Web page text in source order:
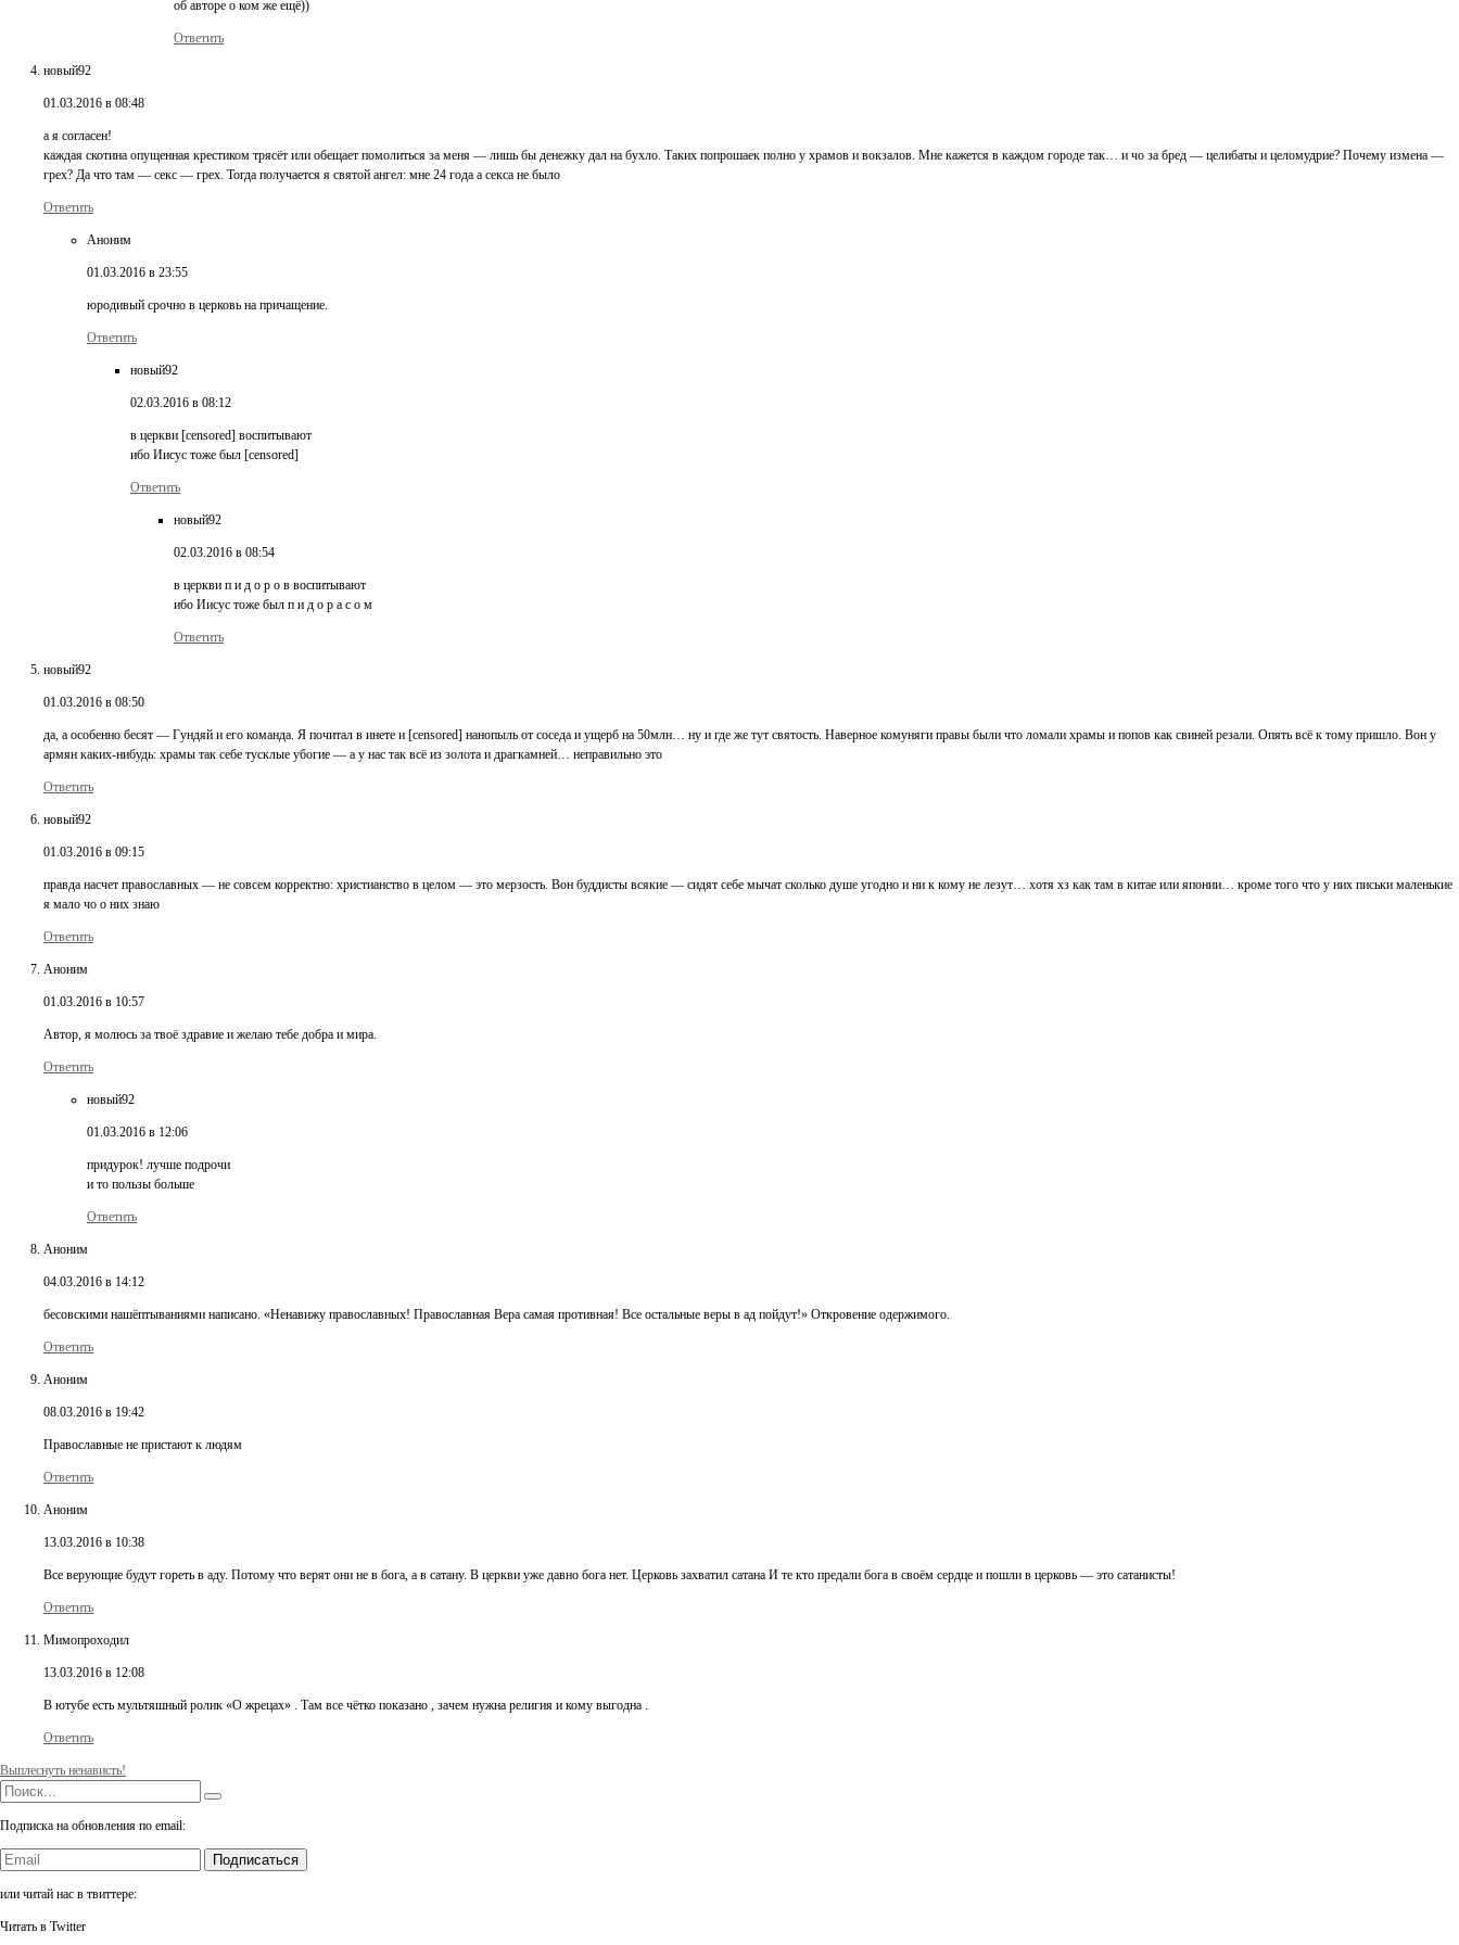
об авторе о ком же ещё))
Ответить
новый92
01.03.2016 в 08:48
а я согласен!
каждая скотина опущенная крестиком трясёт или обещает помолиться за меня — лишь бы денежку дал на бухло. Таких попрошаек полно у храмов и вокзалов. Мне кажется в каждом городе так… и чо за бред — целибаты и целомудрие? Почему измена —
грех? Да что там — секс — грех. Тогда получается я святой ангел: мне 24 года а секса не было
Ответить
Аноним
01.03.2016 в 23:55
юродивый срочно в церковь на причащение.
Ответить
новый92
02.03.2016 в 08:12
в церкви [censored] воспитывают
ибо Иисус тоже был [censored]
Ответить
новый92
02.03.2016 в 08:54
в церкви п и д о р о в воспитывают
ибо Иисус тоже был п и д о р а с о м
Ответить
новый92
01.03.2016 в 08:50
да, а особенно бесят — Гундяй и его команда. Я почитал в инете и [censored] нанопыль от соседа и ущерб на 50млн… ну и где же тут святость. Наверное комуняги правы были что ломали храмы и попов как свиней резали. Опять всё к тому пришло. Вон у
армян каких-нибудь: храмы так себе тусклые убогие — а у нас так всё из золота и драгкамней… неправильно это
Ответить
новый92
01.03.2016 в 09:15
правда насчет православных — не совсем корректно: христианство в целом — это мерзость. Вон буддисты всякие — сидят себе мычат сколько душе угодно и ни к кому не лезут… хотя хз как там в китае или японии… кроме того что у них письки маленькие
я мало чо о них знаю
Ответить
Аноним
01.03.2016 в 10:57
Автор, я молюсь за твоё здравие и желаю тебе добра и мира.
Ответить
новый92
01.03.2016 в 12:06
придурок! лучше подрочи
и то пользы больше
Ответить
Аноним
04.03.2016 в 14:12
бесовскими нашёптываниями написано. «Ненавижу православных! Православная Вера самая противная! Все остальные веры в ад пойдут!» Откровение одержимого.
Ответить
Аноним
08.03.2016 в 19:42
Православные не пристают к людям
Ответить
Аноним
13.03.2016 в 10:38
Все верующие будут гореть в аду. Потому что верят они не в бога, а в сатану. В церкви уже давно бога нет. Церковь захватил сатана И те кто предали бога в своём сердце и пошли в церковь — это сатанисты!
Ответить
Мимопроходил
13.03.2016 в 12:08
В ютубе есть мультяшный ролик «О жрецах» . Там все чётко показано , зачем нужна религия и кому выгодна .
Ответить
Выплеснуть ненависть!
Подписка на обновления по email:
Подписаться
или читай нас в твиттере:
Читать в Twitter